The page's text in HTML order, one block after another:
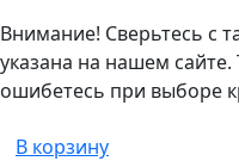
Внимание! Сверьтесь с
указана на нашем
ошибетесь при выборе
В корзину